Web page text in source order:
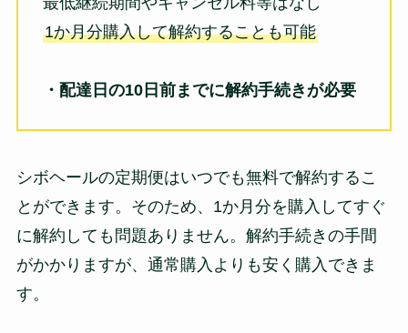
1か月分購入して解約することも可能
・配達日の10日前までに解約手続きが必要
シボヘールの定期便はいつでも無料で解約するこ
とができます。そのため、1か月分を購入してすぐ
に解約しても問題ありません。解約手続きの手間
がかかりますが、通常購入よりも安く購入できま
す。